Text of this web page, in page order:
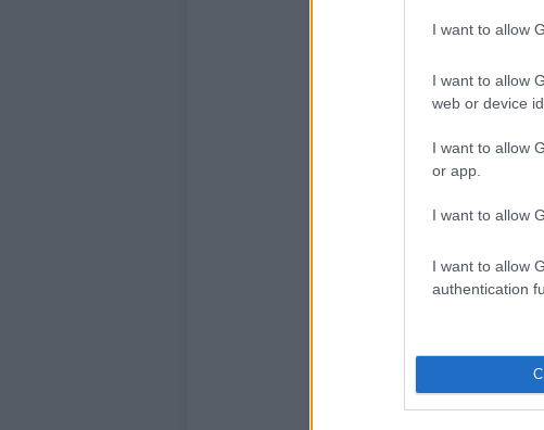
I want to allow
I want to allow
web or device
I want to allow
or app.
I want to allow
I want to allow
authentication